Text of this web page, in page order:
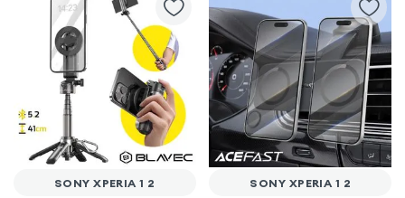
SONY XPERIA 1 2 SONY XPERIA 1 2